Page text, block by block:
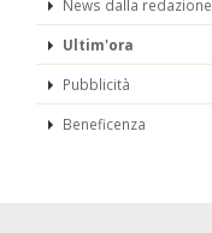
News dalla redazione
Ultim'ora
Pubblicità
Beneficenza